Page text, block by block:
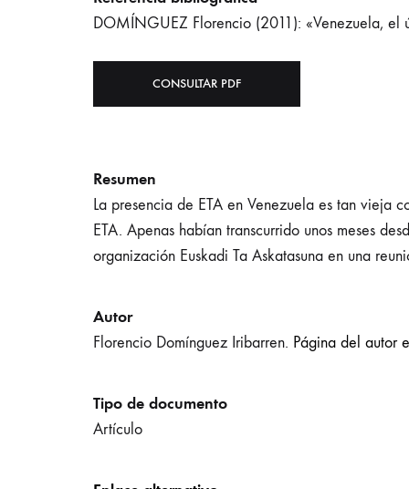
DOMÍNGUEZ Florencio (2011): «Venezuela, el
CONSULTAR PDF
Resumen
La presencia de ETA en Venezuela es tan vieja
ETA. Apenas habían transcurrido unos meses
organización Euskadi Ta Askatasuna en una
Autor
Florencio Domínguez Iribarren. Página del autor
Tipo de documento
Artículo